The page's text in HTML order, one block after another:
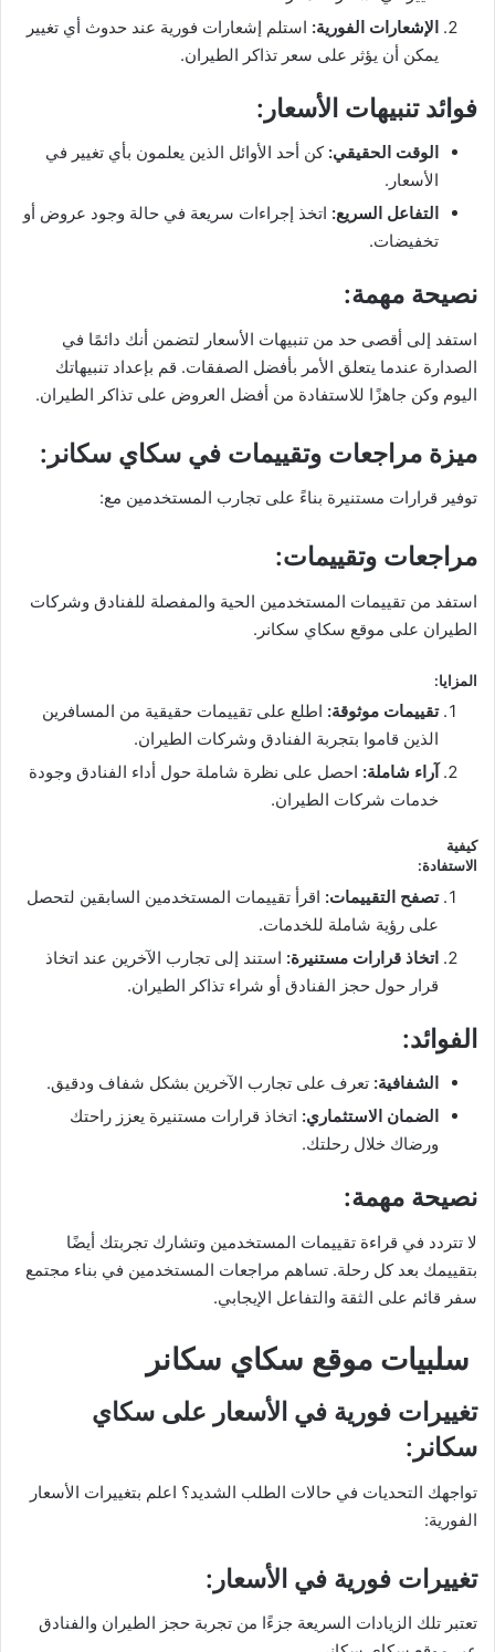
الإشعارات الفورية: استلم إشعارات فورية عند حدوث أي تغيير
يمكن أن يؤثر على سعر تذاكر الطيران.
فوائد تنبيهات الأسعار :
الوقت الحقيقي: كن أحد الأوائل الذين يعلمون بأي تغيير في
الأسعار.
التفاعل السريع: اتخذ إجراءات سريعة في حالة وجود عروض أو
تخفيضات.
نصيحة مهمة:
استفد إلى أقصى حد من تنبيهات الأسعار لتضمن أنك دائمًا في
الصدارة عندما يتعلق الأمر بأفضل الصفقات. قم بإعداد تنبيهاتك
اليوم وكن جاهزًا للاستفادة من أفضل العروض على تذاكر الطيران.
ميزة مراجعات وتقييمات في سكاي سكانر :
توفير قرارات مستنيرة بناءً على تجارب المستخدمين مع:
مراجعات وتقييمات:
استفد من تقييمات المستخدمين الحية والمفصلة للفنادق وشركات
الطيران على موقع سكاي سكانر.
المزايا:
تقييمات موثوقة: اطلع على تقييمات حقيقية من المسافرين
الذين قاموا بتجربة الفنادق وشركات الطيران.
آراء شاملة: احصل على نظرة شاملة حول أداء الفنادق وجودة
خدمات شركات الطيران.
كيفية
الاستفادة:
تصفح التقييمات: اقرأ تقييمات المستخدمين السابقين لتحصل
على رؤية شاملة للخدمات.
اتخاذ قرارات مستنيرة: استند إلى تجارب الآخرين عند اتخاذ
قرار حول حجز الفنادق أو شراء تذاكر الطيران.
الفوائد:
الشفافية: تعرف على تجارب الآخرين بشكل شفاف ودقيق.
الضمان الاستثماري: اتخاذ قرارات مستنيرة يعزز راحتك
ورضاك خلال رحلتك.
نصيحة مهمة:
لا تتردد في قراءة تقييمات المستخدمين وتشارك تجربتك أيضًا
بتقييمك بعد كل رحلة. تساهم مراجعات المستخدمين في بناء مجتمع
سفر قائم على الثقة والتفاعل الإيجابي.
سلبيات موقع سكاي سكانر
تغييرات فورية في الأسعار على سكاي
سكانر :
تواجهك التحديات في حالات الطلب الشديد؟ اعلم بتغييرات الأسعار
الفورية:
تغييرات فورية في الأسعار :
تعتبر تلك الزيادات السريعة جزءًا من تجربة حجز الطيران والفنادق